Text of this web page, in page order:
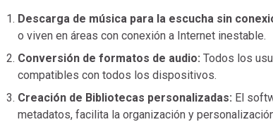
Descarga de música para la escucha sin
o viven en áreas con conexión a Internet inestable.
Conversión de formatos de audio: Todos los
compatibles con todos los dispositivos.
Creación de Bibliotecas personalizadas: El
metadatos, facilita la organización y